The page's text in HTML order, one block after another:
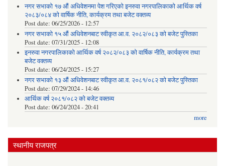
नगर सभाको १७ औं अधिवेशनमा पेश गरिएको इनरुवा नगरपालिकाको आर्थिक वर्ष
२०८३/०८४ को वार्षिक नीति, कार्यक्रम तथा बजेट वक्तव्य
Post date: 06/25/2026 - 12:57
नगर सभाको १५ औं अधिवेशनबाट स्वीकृत आ.व. २०८२/०८३ को बजेट पुस्तिका
Post date: 07/31/2025 - 12:08
इनरुवा नगरपालिकाको आर्थिक वर्ष २०८२/०८३ को वार्षिक नीति, कार्यक्रम तथा
बजेट वक्तव्य
Post date: 06/24/2025 - 15:27
नगर सभाको १३ औं अधिवेशनबाट स्वीकृत आ.व. २०८१/०८२ को बजेट पुस्तिका
Post date: 07/29/2024 - 14:46
आर्थिक वर्ष २०८१/०८२ को बजेट वक्तव्य
Post date: 06/24/2024 - 20:41
more
स्थानीय राजपत्र